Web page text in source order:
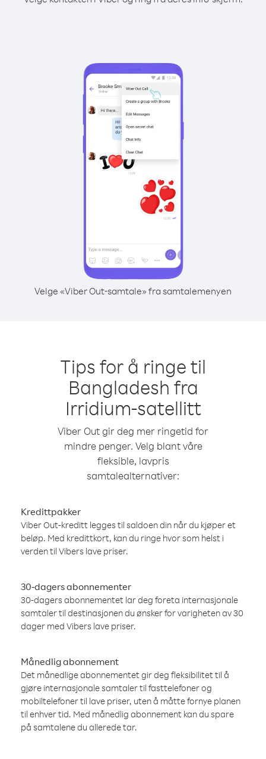
Velge «Viber Out-samtale» fra samtalemenyen
Tips for å ringe til
Bangladesh fra
Irridium-satellitt
Viber Out gir deg mer ringetid for
mindre penger. Velg blant våre
fleksible, lavpris
samtalealternativer:
Kredittpakker
Viber Out-kreditt legges til saldoen din når du kjøper et
beløp. Med kredittkort, kan du ringe hvor som helst i
verden til Vibers lave priser.
30-dagers abonnementer
30-dagers abonnementet lar deg foreta internasjonale
samtaler til destinasjonen du ønsker for varigheten av 30
dager med Vibers lave priser.
Månedlig abonnement
Det månedlige abonnementet gir deg fleksibilitet til å
gjøre internasjonale samtaler til fasttelefoner og
mobiltelefoner til lave priser, uten å måtte fornye planen
til enhver tid. Med månedlig abonnement kan du spare
på samtalene du allerede tar.